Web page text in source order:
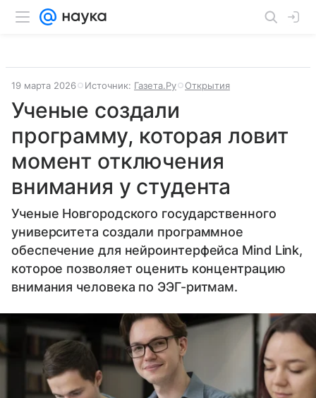
19 марта 2026 Источник: Газета.Ру Открытия
Ученые создали
программу, которая ловит
момент отключения
внимания у студента
Ученые Новгородского государственного
университета создали программное
обеспечение для нейроинтерфейса Mind Link,
которое позволяет оценить концентрацию
внимания человека по ЭЭГ-ритмам.